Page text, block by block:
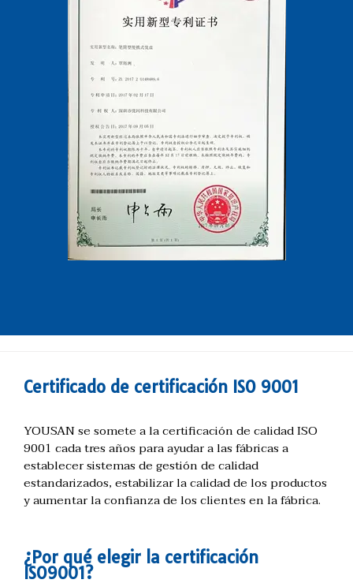
Certificado de certificación ISO 9001
YOUSAN se somete a la certificación de calidad ISO
9001 cada tres años para ayudar a las fábricas a
establecer sistemas de gestión de calidad
estandarizados, estabilizar la calidad de los productos
y aumentar la confianza de los clientes en la fábrica.
¿Por qué elegir la certificación
ISO9001?